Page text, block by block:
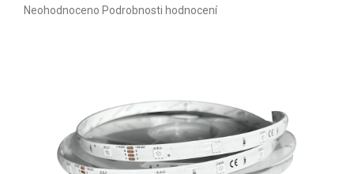
Průměrné hodnocení produktu je 0,0 z 5 hvězdiček.
Neohodnoceno Podrobnosti hodnocení